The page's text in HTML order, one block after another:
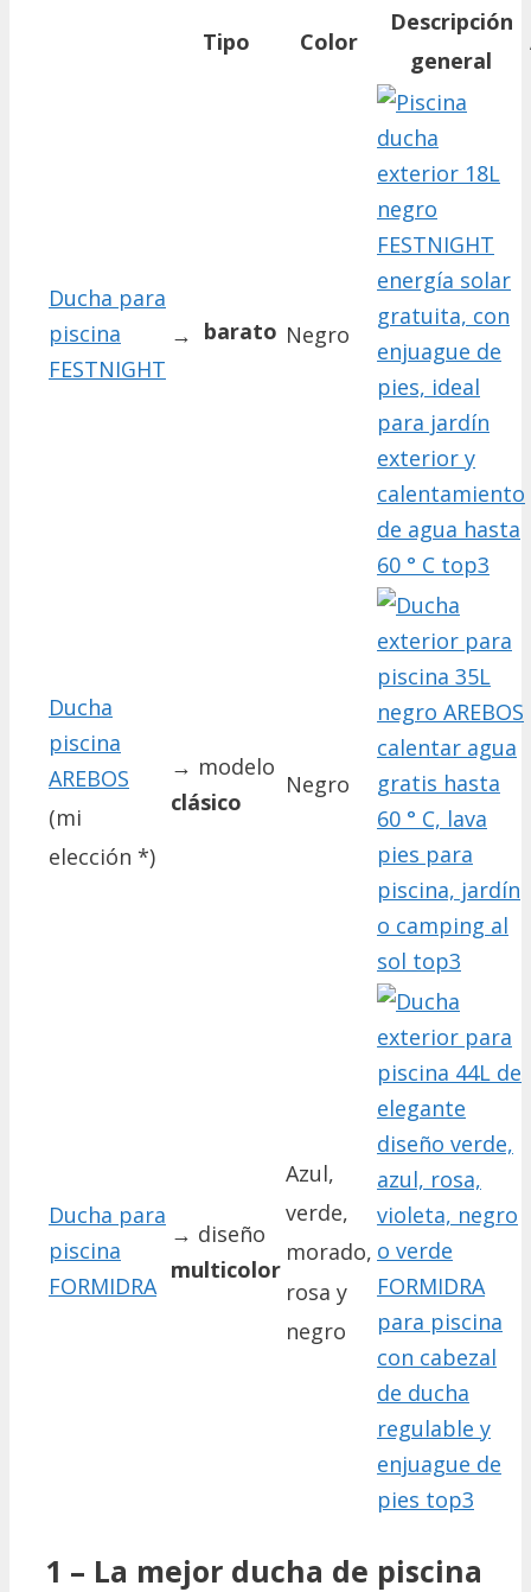
Tipo Color
Descripción
general
Ducha para
piscina
FESTNIGHT
→ barato Negro
Ducha
piscina
AREBOS
(mi
elección *)
→ modelo
clásico
Negro
Ducha para
piscina
FORMIDRA
→ diseño
multicolor
Azul,
verde,
morado,
rosa y
negro
1 – La mejor ducha de piscina